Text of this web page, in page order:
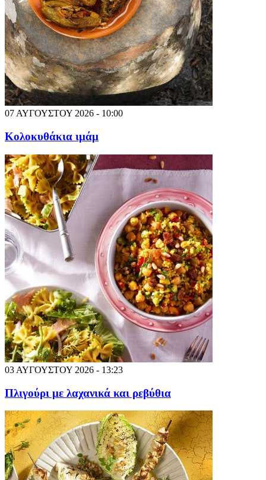
07 ΑΥΓΟΥΣΤΟΥ 2026 - 10:00
Κολοκυθάκια ιμάμ
03 ΑΥΓΟΥΣΤΟΥ 2026 - 13:23
Πλιγούρι με λαχανικά και ρεβύθια